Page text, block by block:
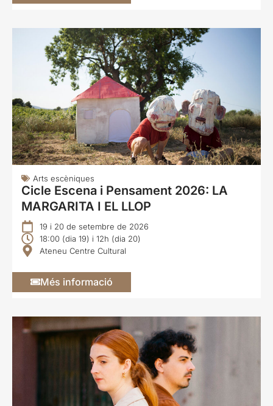
Arts escèniques
Cicle Escena i Pensament 2026: LA
MARGARITA I EL LLOP
19 i 20 de setembre de 2026
18:00 (dia 19) i 12h (dia 20)
Ateneu Centre Cultural
Més informació